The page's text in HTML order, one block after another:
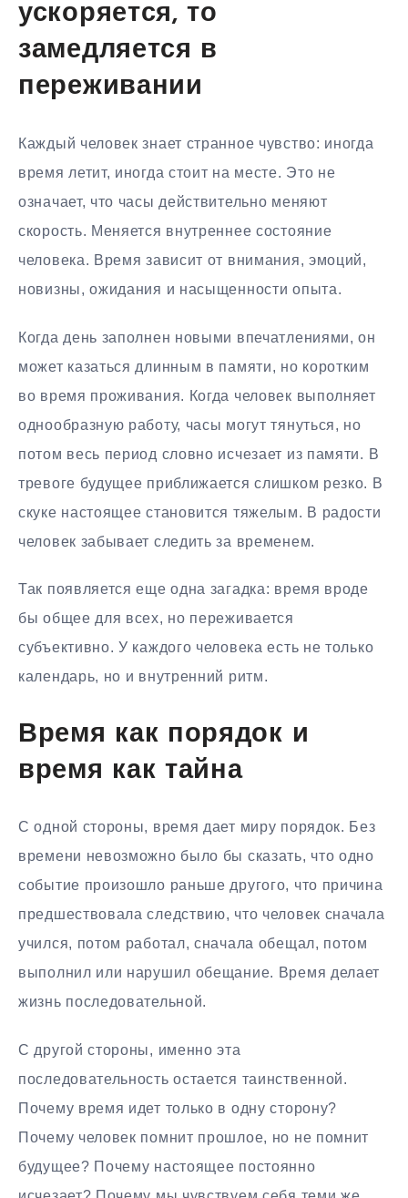
ускоряется, то
замедляется в
переживании
Каждый человек знает странное чувство: иногда
время летит, иногда стоит на месте. Это не
означает, что часы действительно меняют
скорость. Меняется внутреннее состояние
человека. Время зависит от внимания, эмоций,
новизны, ожидания и насыщенности опыта.
Когда день заполнен новыми впечатлениями, он
может казаться длинным в памяти, но коротким
во время проживания. Когда человек выполняет
однообразную работу, часы могут тянуться, но
потом весь период словно исчезает из памяти. В
тревоге будущее приближается слишком резко. В
скуке настоящее становится тяжелым. В радости
человек забывает следить за временем.
Так появляется еще одна загадка: время вроде
бы общее для всех, но переживается
субъективно. У каждого человека есть не только
календарь, но и внутренний ритм.
Время как порядок и
время как тайна
С одной стороны, время дает миру порядок. Без
времени невозможно было бы сказать, что одно
событие произошло раньше другого, что причина
предшествовала следствию, что человек сначала
учился, потом работал, сначала обещал, потом
выполнил или нарушил обещание. Время делает
жизнь последовательной.
С другой стороны, именно эта
последовательность остается таинственной.
Почему время идет только в одну сторону?
Почему человек помнит прошлое, но не помнит
будущее? Почему настоящее постоянно